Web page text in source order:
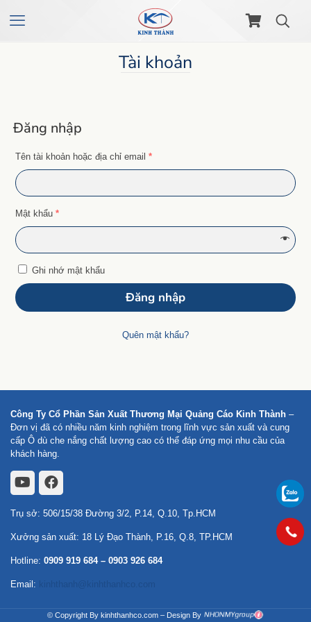
Tài khoản
Đăng nhập
Tên tài khoản hoặc địa chỉ email*
Mật khẩu*
Ghi nhớ mật khẩu
Đăng nhập
Quên mật khẩu?
Công Ty Cổ Phần Sản Xuất Thương Mại Quảng Cáo Kinh Thành –
Đơn vị đã có nhiều năm kinh nghiệm trong lĩnh vực sản xuất và cung
cấp Ô dù che nắng chất lượng cao có thể đáp ứng mọi nhu cầu của
khách hàng.
Trụ sở: 506/15/38 Đường 3/2, P.14, Q.10, Tp.HCM
Xưởng sản xuất: 18 Lý Đạo Thành, P.16, Q.8, TP.HCM
Hotline: 0909 919 684– 0903 926 684
Email: kinhthanh@kinhthanhco.com
© Copyright By kinhthanhco.com – Design By